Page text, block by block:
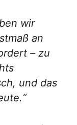
wir
an
– zu
und das